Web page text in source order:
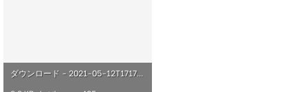
ダウンロード - 2021-05-12T171710.186.webp